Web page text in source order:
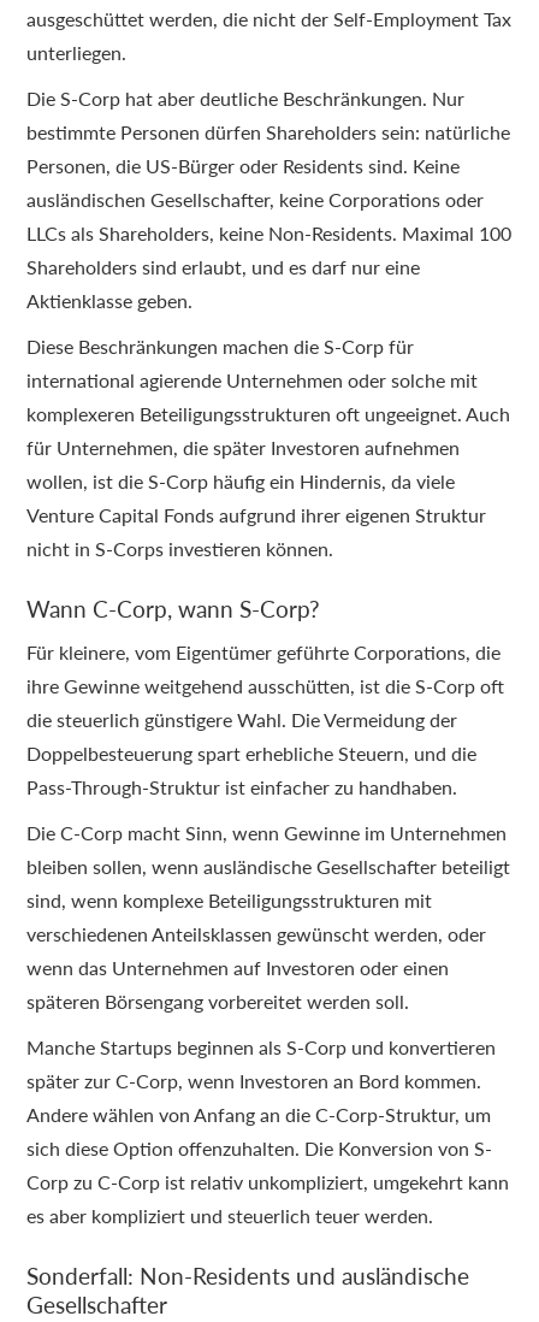
ausgeschüttet werden, die nicht der Self-Employment Tax
unterliegen.
Die S-Corp hat aber deutliche Beschränkungen. Nur
bestimmte Personen dürfen Shareholders sein: natürliche
Personen, die US-Bürger oder Residents sind. Keine
ausländischen Gesellschafter, keine Corporations oder
LLCs als Shareholders, keine Non-Residents. Maximal 100
Shareholders sind erlaubt, und es darf nur eine
Aktienklasse geben.
Diese Beschränkungen machen die S-Corp für
international agierende Unternehmen oder solche mit
komplexeren Beteiligungsstrukturen oft ungeeignet. Auch
für Unternehmen, die später Investoren aufnehmen
wollen, ist die S-Corp häufig ein Hindernis, da viele
Venture Capital Fonds aufgrund ihrer eigenen Struktur
nicht in S-Corps investieren können.
Wann C-Corp, wann S-Corp?
Für kleinere, vom Eigentümer geführte Corporations, die
ihre Gewinne weitgehend ausschütten, ist die S-Corp oft
die steuerlich günstigere Wahl. Die Vermeidung der
Doppelbesteuerung spart erhebliche Steuern, und die
Pass-Through-Struktur ist einfacher zu handhaben.
Die C-Corp macht Sinn, wenn Gewinne im Unternehmen
bleiben sollen, wenn ausländische Gesellschafter beteiligt
sind, wenn komplexe Beteiligungsstrukturen mit
verschiedenen Anteilsklassen gewünscht werden, oder
wenn das Unternehmen auf Investoren oder einen
späteren Börsengang vorbereitet werden soll.
Manche Startups beginnen als S-Corp und konvertieren
später zur C-Corp, wenn Investoren an Bord kommen.
Andere wählen von Anfang an die C-Corp-Struktur, um
sich diese Option offenzuhalten. Die Konversion von S-
Corp zu C-Corp ist relativ unkompliziert, umgekehrt kann
es aber kompliziert und steuerlich teuer werden.
Sonderfall: Non-Residents und ausländische
Gesellschafter